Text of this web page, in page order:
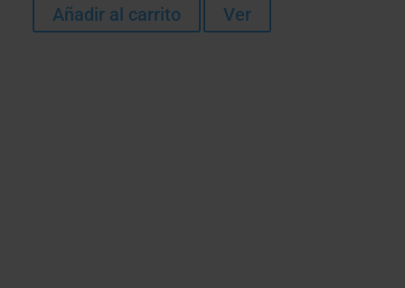
Añadir al carrito Ver